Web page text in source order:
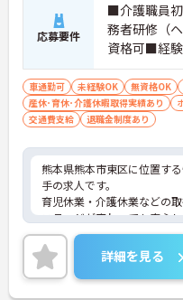
応募要件
■介護職員
務者研修（
資格可■経
る方可
車通勤可 未経験OK 無資格OK
産休･育休･介護休暇取得実績あり
交通費支給
退職金制度あり
熊本県熊本市東区に位置す
手の求人です。
育児休業・介護休業などの
ステージが変わっても安心
静な住宅街でコンビニや飲
ございますので、休憩中も
ご興味のある方には、面接
に詳細をご案内しますので
詳細を見る